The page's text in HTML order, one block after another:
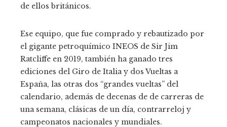
de ellos británicos.
Ese equipo, que fue comprado y rebautizado por
el gigante petroquímico INEOS de Sir Jim
Ratcliffe en 2019, también ha ganado tres
ediciones del Giro de Italia y dos Vueltas a
España, las otras dos “grandes vueltas” del
calendario, además de decenas de de carreras de
una semana, clásicas de un día, contrarreloj y
campeonatos nacionales y mundiales.